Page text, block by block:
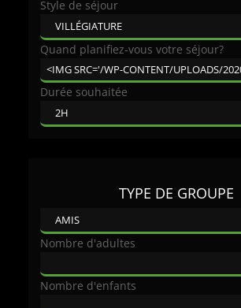
Style de séjour
Quand planifiez-vous votre séjour?
Durée souhaitée
TYPE DE GROUPE
Nombre d'adultes
Nombre d'enfants